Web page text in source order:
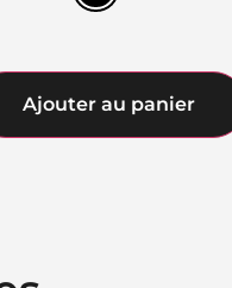
Ajouter au panier